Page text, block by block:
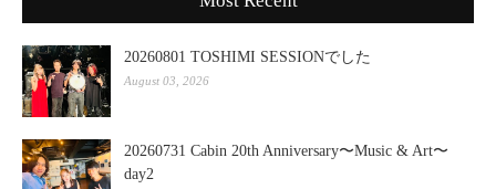
20260801 TOSHIMI SESSIONでした
August 03, 2026
20260731 Cabin 20th Anniversary〜Music & Art〜
day2